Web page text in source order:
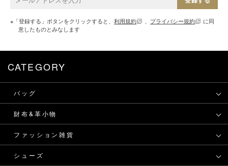
※「登録する」ボタンをクリックすると、 利用規約 、 プライバシー規約
に同
意したものとみなします
CATEGORY
バッグ
財布&革小物
ファッション雑貨
シューズ